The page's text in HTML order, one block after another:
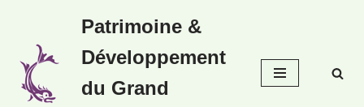
au
contenu
Patrimoine &
Développement
du Grand